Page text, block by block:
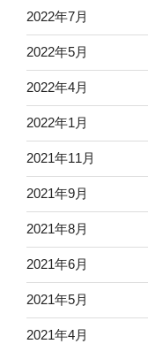
2022年7月
2022年5月
2022年4月
2022年1月
2021年11月
2021年9月
2021年8月
2021年6月
2021年5月
2021年4月